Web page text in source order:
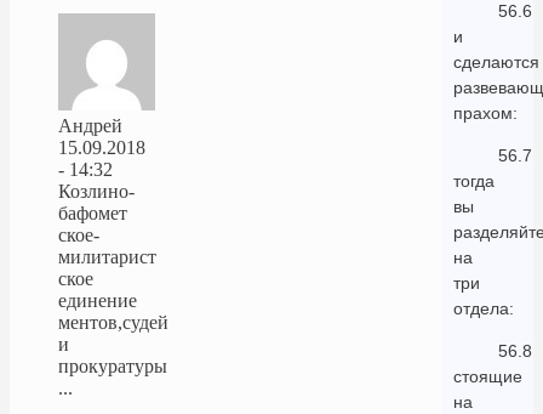
56.6
и
сделаются
прахом:
56.7
тогда
вы
на
три
отдела:
56.8
стоящие
на
Андрей
15.09.2018
- 14:32
Козлино-
бафомет
ское-
милитарист
ское
единение
ментов,судей
и
прокуратуры
...